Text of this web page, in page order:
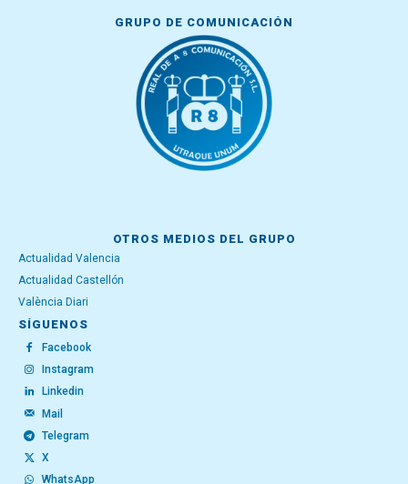
GRUPO DE COMUNICACIÓN
OTROS MEDIOS DEL GRUPO
Actualidad Valencia
Actualidad Castellón
València Diari
SÍGUENOS
Facebook
Instagram
Linkedin
Mail
Telegram
X
WhatsApp